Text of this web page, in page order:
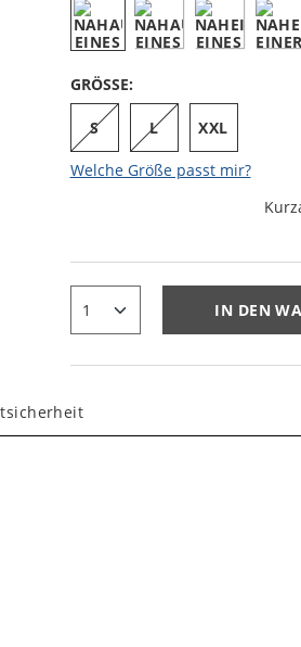
GRÖSSE:
S L XXL
Welche Größe passt mir?
IN DEN